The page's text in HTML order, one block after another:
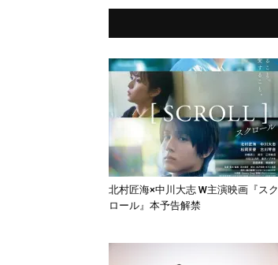
北村匠海×中川大志 W主演映画『スク
ロール』本予告解禁